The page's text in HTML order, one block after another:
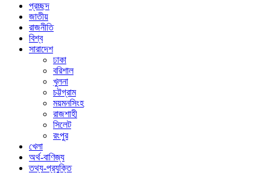
প্রচ্ছদ
জাতীয়
রাজনীতি
বিশ্ব
সারাদেশ
ঢাকা
বরিশাল
খুলনা
চট্টগ্রাম
ময়মনসিংহ
রাজশাহী
সিলেট
রংপুর
খেলা
অর্থ-বাণিজ্য
তথ্য-প্রযুক্তি